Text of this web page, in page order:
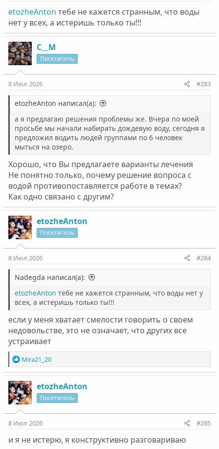
etozheAnton тебе не кажется странным, что воды
нет у всех, а истеришь только ты!!!
С__М
Посетитель
8 Июл 2026 #283
etozheAnton написал(а):
а я предлагаю решения проблемы же. Вчера по моей
просьбе мы начали набирать дождевую воду, сегодня я
предложил водить людей группами по 6 человек
мыться на озеро.
Хорошо, что Вы предлагаете варианты лечения
Не понятно только, почему решение вопроса с
водой противопоставляется работе в темах?
Как одно связано с другим?
etozheAnton
Посетитель
8 Июл 2026 #284
Nadegda написал(а):
etozheAnton тебе не кажется странным, что воды нет у
всех, а истеришь только ты!!!
если у меня хватает смелости говорить о своем
недовольстве, это не означает, что других все
устраивает
Р
е
а
к
ц
и
и
:
Mira21_20
etozheAnton
Посетитель
8 Июл 2026 #285
и я не истерю, я конструктивно разговариваю